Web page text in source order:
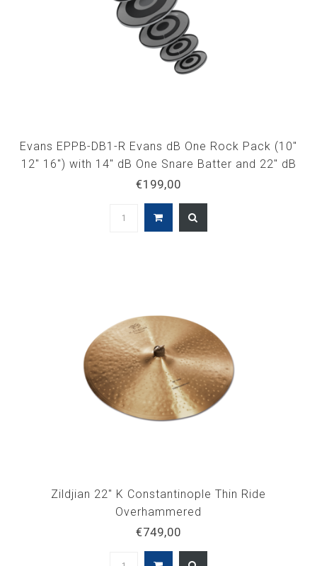
Evans EPPB-DB1-R Evans dB One Rock Pack (10"
12" 16") with 14" dB One Snare Batter and 22" dB
One Bass Batter
€199,00
Zildjian 22" K Constantinople Thin Ride
Overhammered
€749,00